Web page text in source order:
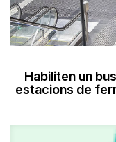
Habiliten un
estacions de